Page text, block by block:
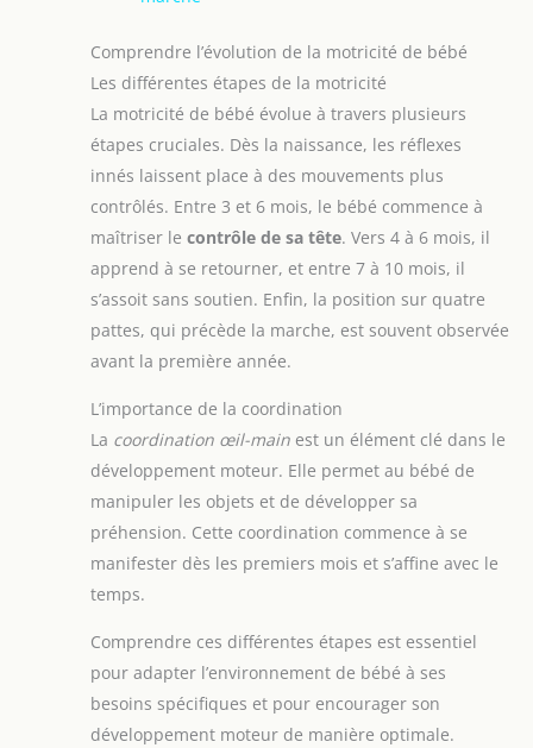
Comprendre l’évolution de la motricité de bébé
Les différentes étapes de la motricité
La motricité de bébé évolue à travers plusieurs
étapes cruciales. Dès la naissance, les réflexes
innés laissent place à des mouvements plus
contrôlés. Entre 3 et 6 mois, le bébé commence à
maîtriser le contrôle de sa tête. Vers 4 à 6 mois, il
apprend à se retourner, et entre 7 à 10 mois, il
s’assoit sans soutien. Enfin, la position sur quatre
pattes, qui précède la marche, est souvent observée
avant la première année.
L’importance de la coordination
La coordination œil-main est un élément clé dans le
développement moteur. Elle permet au bébé de
manipuler les objets et de développer sa
préhension. Cette coordination commence à se
manifester dès les premiers mois et s’affine avec le
temps.
Comprendre ces différentes étapes est essentiel
pour adapter l’environnement de bébé à ses
besoins spécifiques et pour encourager son
développement moteur de manière optimale.